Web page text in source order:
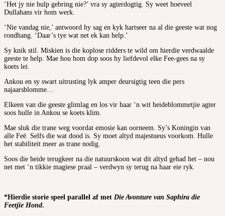
‘Het jy nie hulp gebring nie?’ vra sy agterdogtig. Sy weet hoeveel
Dullahans vir hom werk.
‘Nie vandag nie,’ antwoord hy sag en kyk hartseer na al die geeste wat nog
rondhang. ‘Daar’s tye wat net ek kan help.’
Sy knik stil. Miskien is die koplose ridders te wild om hierdie verdwaalde
geeste te help. Mae hou hom dop soos hy liefdevol elke Fee-gees na sy
koets lei.
Ankou en sy swart uitrusting lyk amper deursigtig teen die pers
najaarsblomme…
Elkeen van die geeste glimlag en los vir haar ‘n wit heideblommetjie agter
soos hulle in Ankou se koets klim.
Mae sluk die trane weg voordat emosie kan oorneem. Sy’s Koningin van
alle Feë. Selfs die wat dood is. Sy moet altyd majestueus voorkom. Hulle
het stabiliteit meer as trane nodig.
Soos die heide terugkeer na die natuurskoon wat dit altyd gehad het – nou
net met ‘n tikkie magiese praal – verdwyn sy terug na haar eie ryk.
*Hierdie storie speel parallel af met Die Avonture van Saphira die
Feetjie Hond.